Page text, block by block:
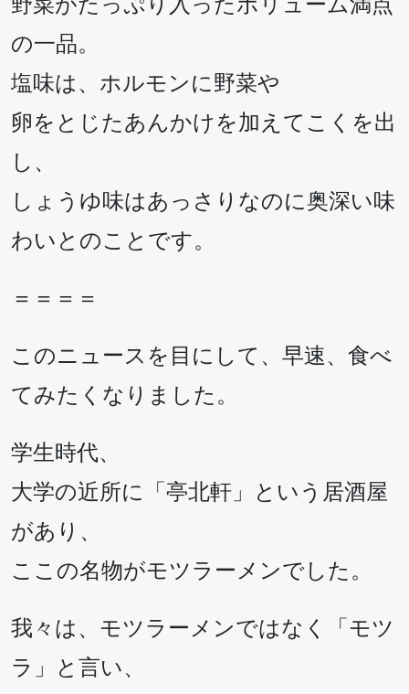
の一品。
塩味は、ホルモンに野菜や
卵をとじたあんかけを加えてこくを出
し、
しょうゆ味はあっさりなのに奥深い味
わいとのことです。
＝＝＝＝
このニュースを目にして、早速、食べ
てみたくなりました。
学生時代、
大学の近所に「亭北軒」という居酒屋
があり、
ここの名物がモツラーメンでした。
我々は、モツラーメンではなく「モツ
ラ」と言い、